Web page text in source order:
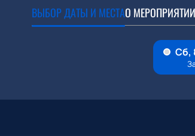
ВЫБОР ДАТЫ И МЕСТАО МЕРОПРИЯТИИ